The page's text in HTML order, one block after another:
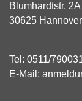
Blumhardtstr. 2A
30625 Hannover
Tel: 0511/
E-Mail: